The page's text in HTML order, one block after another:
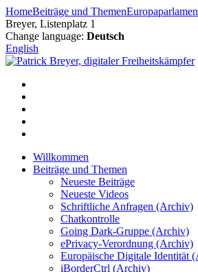
Zum
Inhalt
springen
HomeBeiträge und Themen
Breyer, Listenplatz 1
Change language: Deutsch
English
Willkommen
Beiträge und Themen
Neueste Beiträge
Neueste Videos
Schriftliche Anfragen (Archiv)
Chatkontrolle
Going Dark-Gruppe (Archiv)
ePrivacy-Verordnung (Archiv)
Europäische Digitale Identität
iBorderCtrl (Archiv)